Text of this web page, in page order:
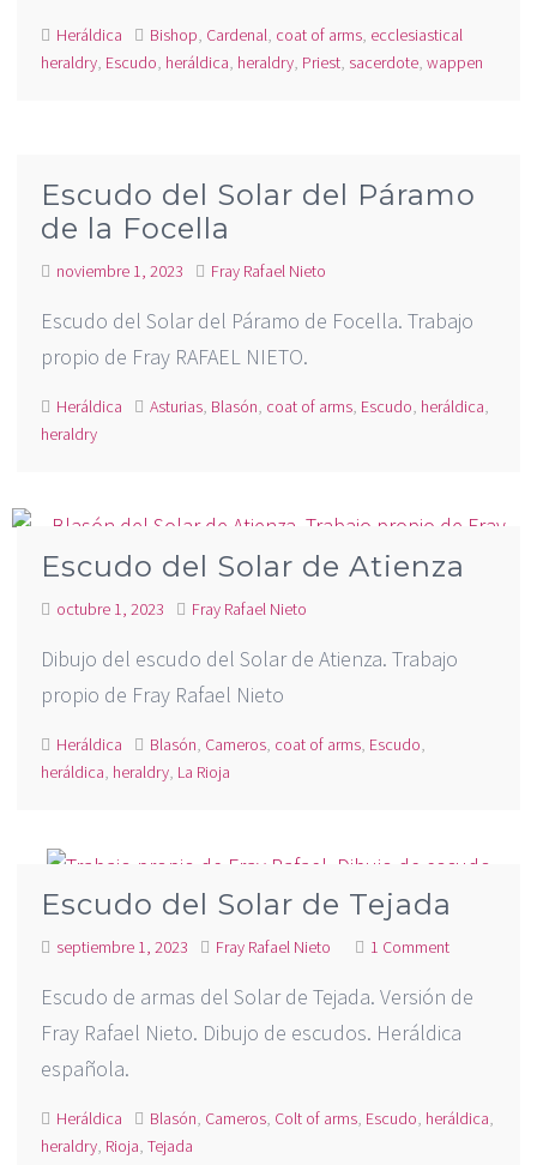
Heráldica Bishop, Cardenal, coat of arms, ecclesiastical
heraldry, Escudo, heráldica, heraldry, Priest, sacerdote,wappen
Escudo del Solar del Páramo
de la Focella
noviembre 1, 2023 Fray Rafael Nieto
Escudo del Solar del Páramo de Focella. Trabajo
propio de Fray RAFAEL NIETO.
Heráldica Asturias, Blasón, coat of arms, Escudo, heráldica,
heraldry
Escudo del Solar de Atienza
octubre 1, 2023 Fray Rafael Nieto
Dibujo del escudo del Solar de Atienza. Trabajo
propio de Fray Rafael Nieto
Heráldica Blasón, Cameros, coat of arms, Escudo,
heráldica, heraldry, La Rioja
Escudo del Solar de Tejada
septiembre 1, 2023 Fray Rafael Nieto 1 Comment
Escudo de armas del Solar de Tejada. Versión de
Fray Rafael Nieto. Dibujo de escudos. Heráldica
española.
Heráldica Blasón, Cameros, Colt of arms, Escudo, heráldica,
heraldry, Rioja,Tejada